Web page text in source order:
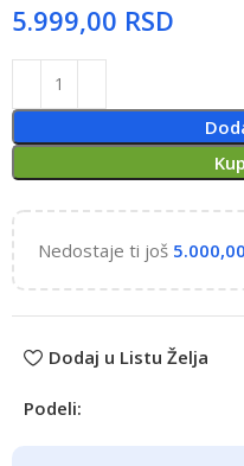
RSD
Nedostaje ti još 5.000,00
Dodaj u Listu Želja
Podeli: